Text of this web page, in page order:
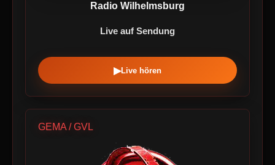
Radio Wilhelmsburg
Live auf Sendung
▶Live hören
GEMA / GVL